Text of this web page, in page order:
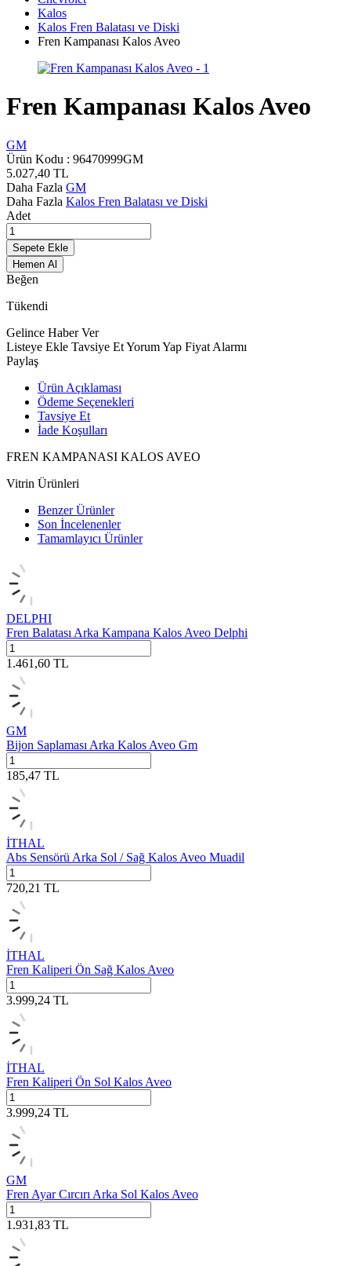
Kalos
Kalos Fren Balatası ve Diski
Fren Kampanası Kalos Aveo
Fren Kampanası Kalos Aveo
GM
Ürün Kodu : 96470999GM
5.027,40 TL
Daha Fazla GM
Daha Fazla Kalos Fren Balatası ve Diski
Adet
Sepete Ekle
Hemen Al
Beğen
Tükendi
Gelince Haber Ver
Listeye Ekle Tavsiye EtYorum Yap Fiyat Alarmı
Paylaş
Ürün Açıklaması
Ödeme Seçenekleri
Tavsiye Et
İade Koşulları
FREN KAMPANASI KALOS AVEO
Vitrin Ürünleri
Benzer Ürünler
Son İncelenenler
Tamamlayıcı Ürünler
DELPHI
Fren Balatası Arka Kampana Kalos Aveo Delphi
1.461,60 TL
GM
Bijon Saplaması Arka Kalos Aveo Gm
185,47 TL
İTHAL
Abs Sensörü Arka Sol / Sağ Kalos Aveo Muadil
720,21 TL
İTHAL
Fren Kaliperi Ön Sağ Kalos Aveo
3.999,24 TL
İTHAL
Fren Kaliperi Ön Sol Kalos Aveo
3.999,24 TL
GM
Fren Ayar Cırcırı Arka Sol Kalos Aveo
1.931,83 TL